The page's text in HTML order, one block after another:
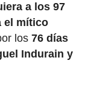
a los 97
el mítico
los 76 días
Indurain y